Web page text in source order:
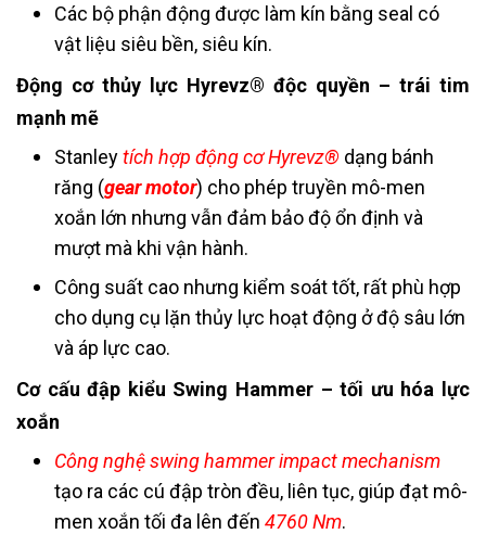
Các bộ phận động được làm kín bằng seal có
vật liệu siêu bền, siêu kín.
Động cơ thủy lực Hyrevz® độc quyền – trái tim
mạnh mẽ
Stanleytích hợp động cơ Hyrevz® dạng bánh
răng (gear motor) cho phép truyền mô-men
xoắn lớn nhưng vẫn đảm bảo độ ổn định và
mượt mà khi vận hành.
Công suất cao nhưng kiểm soát tốt, rất phù hợp
cho dụng cụ lặn thủy lực hoạt động ở độ sâu lớn
và áp lực cao.
Cơ cấu đập kiểu Swing Hammer – tối ưu hóa lực
xoắn
Công nghệ swing hammer impact mechanism
tạo ra các cú đập tròn đều, liên tục, giúp đạt mô-
men xoắn tối đa lên đến 4760 Nm.